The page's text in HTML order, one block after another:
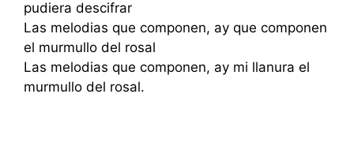
pudiera descifrar
Las melodias que componen, ay que componen
el murmullo del rosal
Las melodias que componen, ay mi llanura el
murmullo del rosal.